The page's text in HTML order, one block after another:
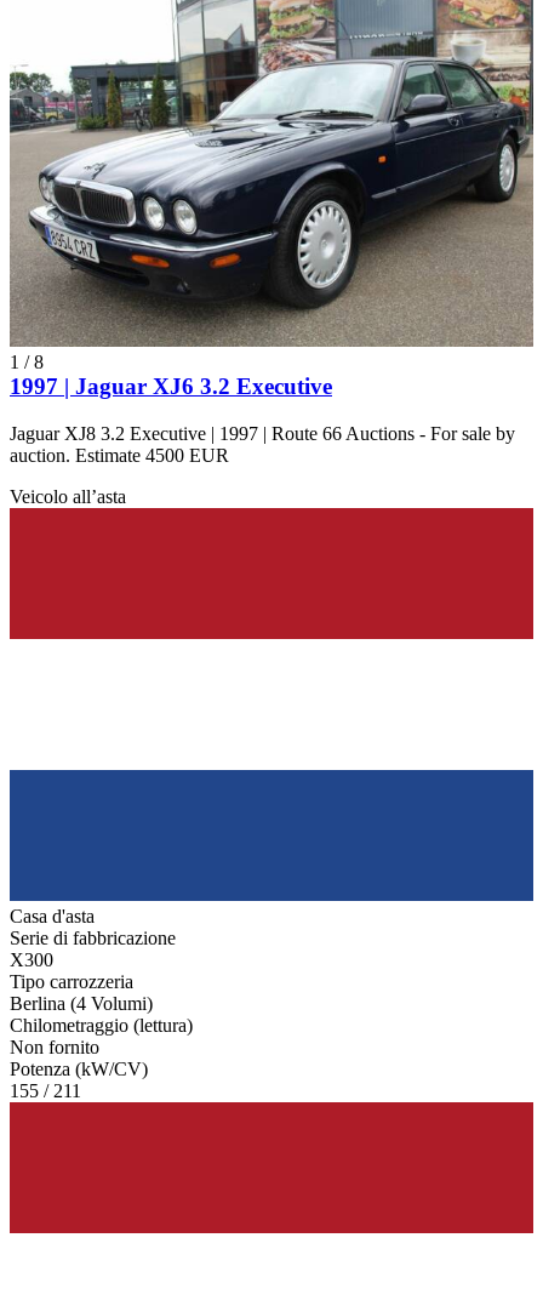
1 /8
1997 | Jaguar XJ6 3.2 Executive
Jaguar XJ8 3.2 Executive | 1997 | Route 66 Auctions - For sale by
auction. Estimate 4500 EUR
Veicolo all’asta
Casa d'asta
Serie di fabbricazione
X300
Tipo carrozzeria
Berlina (4 Volumi)
Chilometraggio (lettura)
Non fornito
Potenza (kW/CV)
155 / 211